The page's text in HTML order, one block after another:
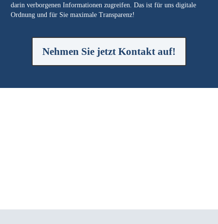
darin verborgenen Informationen zugreifen. Das ist für uns digitale
Ordnung und für Sie maximale Transparenz!
Nehmen Sie jetzt Kontakt auf!